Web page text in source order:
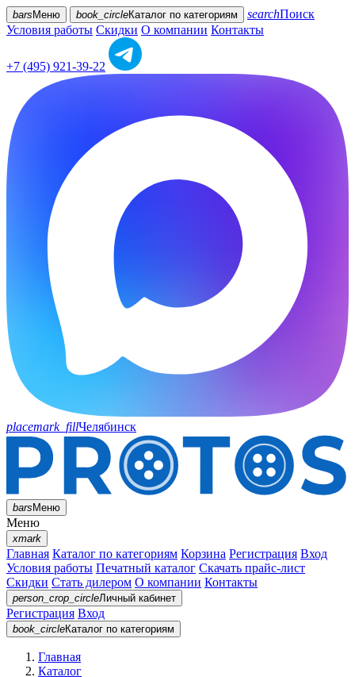
bars Меню book_circleКаталог по категориям searchПоиск
Условия работы Скидки О компании Контакты
+7 (495) 921-39-22
placemark_fillЧелябинск
barsМеню
Меню
xmark
Главная Каталог по категориям Корзина Регистрация Вход
Условия работы Печатный каталог Скачать прайс-лист
Скидки Стать дилером О компании Контакты
person_crop_circleЛичный кабинет
Регистрация Вход
book_circleКаталог по категориям
Главная
Каталог